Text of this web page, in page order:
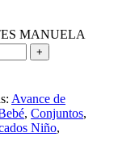
MANUELA
Avance de
, Conjuntos,
Niño,